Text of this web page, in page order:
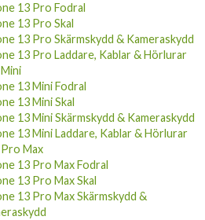
13 Pro Fodral
13 Pro Skal
13 Pro Skärmskydd & Kameraskydd
13 Pro Laddare, Kablar & Hörlurar
13 Mini Fodral
13 Mini Skal
13 Mini Skärmskydd & Kameraskydd
13 Mini Laddare, Kablar & Hörlurar
Max
13 Pro Max Fodral
13 Pro Max Skal
13 Pro Max Skärmskydd &